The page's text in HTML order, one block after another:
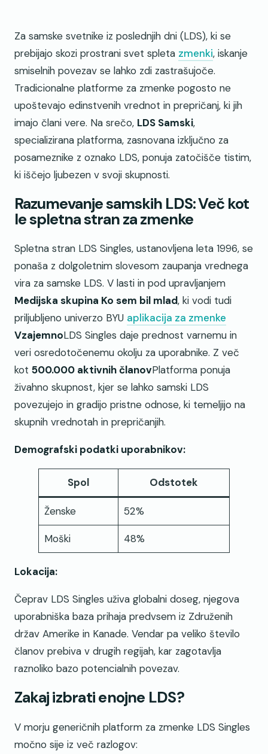
Za samske svetnike iz poslednjih dni (LDS), ki se
prebijajo skozi prostrani svet spleta zmenki, iskanje
smiselnih povezav se lahko zdi zastrašujoče.
Tradicionalne platforme za zmenke pogosto ne
upoštevajo edinstvenih vrednot in prepričanj, ki jih
imajo člani vere. Na srečo, LDS Samski,
specializirana platforma, zasnovana izključno za
posameznike z oznako LDS, ponuja zatočišče tistim,
ki iščejo ljubezen v svoji skupnosti.
Razumevanje samskih LDS: Več kot
le spletna stran za zmenke
Spletna stran LDS Singles, ustanovljena leta 1996, se
ponaša z dolgoletnim slovesom zaupanja vrednega
vira za samske LDS. V lasti in pod upravljanjem
Medijska skupina Ko sem bil mlad, ki vodi tudi
priljubljeno univerzo BYU aplikacija za zmenke
VzajemnoLDS Singles daje prednost varnemu in
veri osredotočenemu okolju za uporabnike. Z več
kot 500.000 aktivnih članovPlatforma ponuja
živahno skupnost, kjer se lahko samski LDS
povezujejo in gradijo pristne odnose, ki temeljijo na
skupnih vrednotah in prepričanjih.
Demografski podatki uporabnikov:
Spol Odstotek
Ženske 52%
Moški 48%
Lokacija:
Čeprav LDS Singles uživa globalni doseg, njegova
uporabniška baza prihaja predvsem iz Združenih
držav Amerike in Kanade. Vendar pa veliko število
članov prebiva v drugih regijah, kar zagotavlja
raznoliko bazo potencialnih povezav.
Zakaj izbrati enojne LDS?
V morju generičnih platform za zmenke LDS Singles
močno sije iz več razlogov: